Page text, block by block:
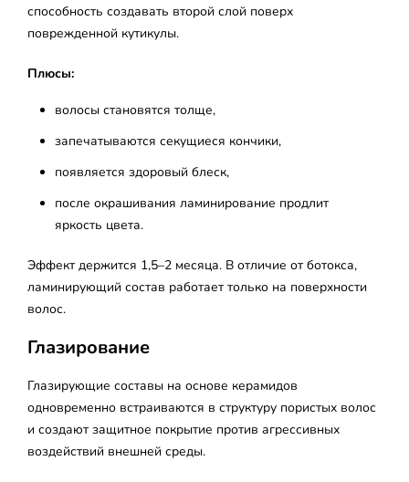
способность создавать второй слой поверх
поврежденной кутикулы.
Плюсы:
волосы становятся толще,
запечатываются секущиеся кончики,
появляется здоровый блеск,
после окрашивания ламинирование продлит
яркость цвета.
Эффект держится 1,5–2 месяца. В отличие от ботокса,
ламинирующий состав работает только на поверхности
волос.
Глазирование
Глазирующие составы на основе керамидов
одновременно встраиваются в структуру пористых волос
и создают защитное покрытие против агрессивных
воздействий внешней среды.